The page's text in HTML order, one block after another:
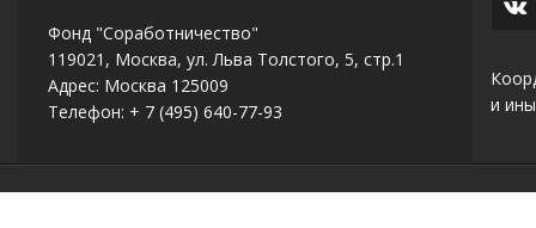
Фонд "Соработничество"
119021, Москва, ул. Льва Толстого, 5, стр.1
Адрес: Москва 125009
Телефон: + 7 (495) 640-77-93
и